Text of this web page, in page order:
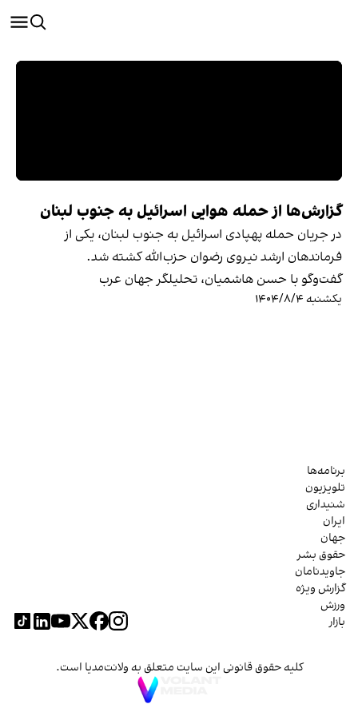
گزارش‌ها از حمله هوایی اسرائیل به جنوب لبنان
در جریان حمله پهپادی اسرائیل به جنوب لبنان، یکی از
فرماندهان ارشد نیروی رضوان حزب‌الله کشته شد.
گفت‌وگو با حسن هاشميان، تحلیلگر جهان عرب
یکشنبه ۱۴۰۴/۸/۴
برنامه‌ها
تلویزیون
شنیداری
ایران
جهان
حقوق بشر
جاویدنامان
گزارش ویژه
ورزش
بازار
کلیه حقوق قانونی این سایت متعلق به ولانت‌مدیا است.